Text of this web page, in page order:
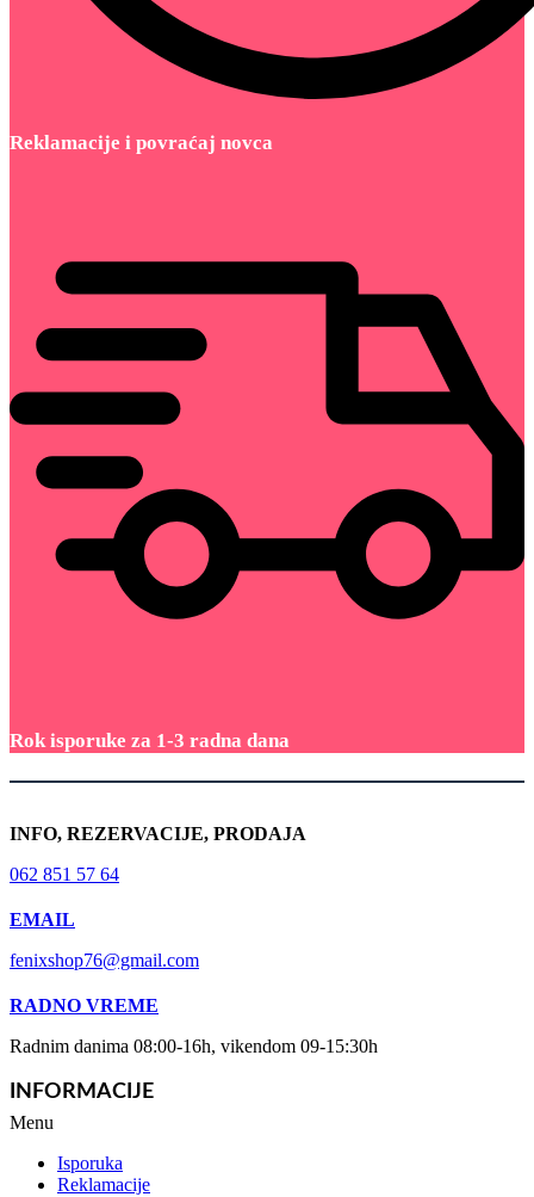
Reklamacije i povraćaj novca
Rok isporuke za 1-3 radna dana
INFO, REZERVACIJE, PRODAJA
062 851 57 64
EMAIL
fenixshop76@gmail.com
RADNO VREME
Radnim danima 08:00-16h, vikendom 09-15:30h
INFORMACIJE
Menu
Isporuka
Reklamacije